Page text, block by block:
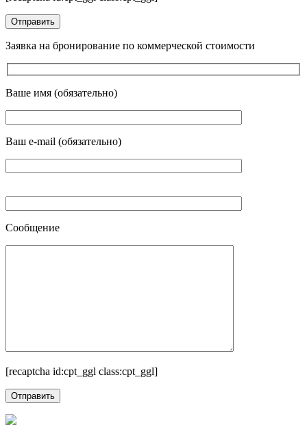
Заявка на бронирование по коммерческой стоимости
Ваше имя (обязательно)
Ваш e-mail (обязательно)
Сообщение
[recaptcha id:cpt_ggl class:cpt_ggl]